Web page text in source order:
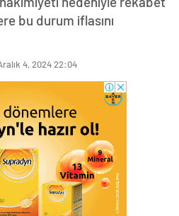
bu durum iflasını
4, 2024 22:04